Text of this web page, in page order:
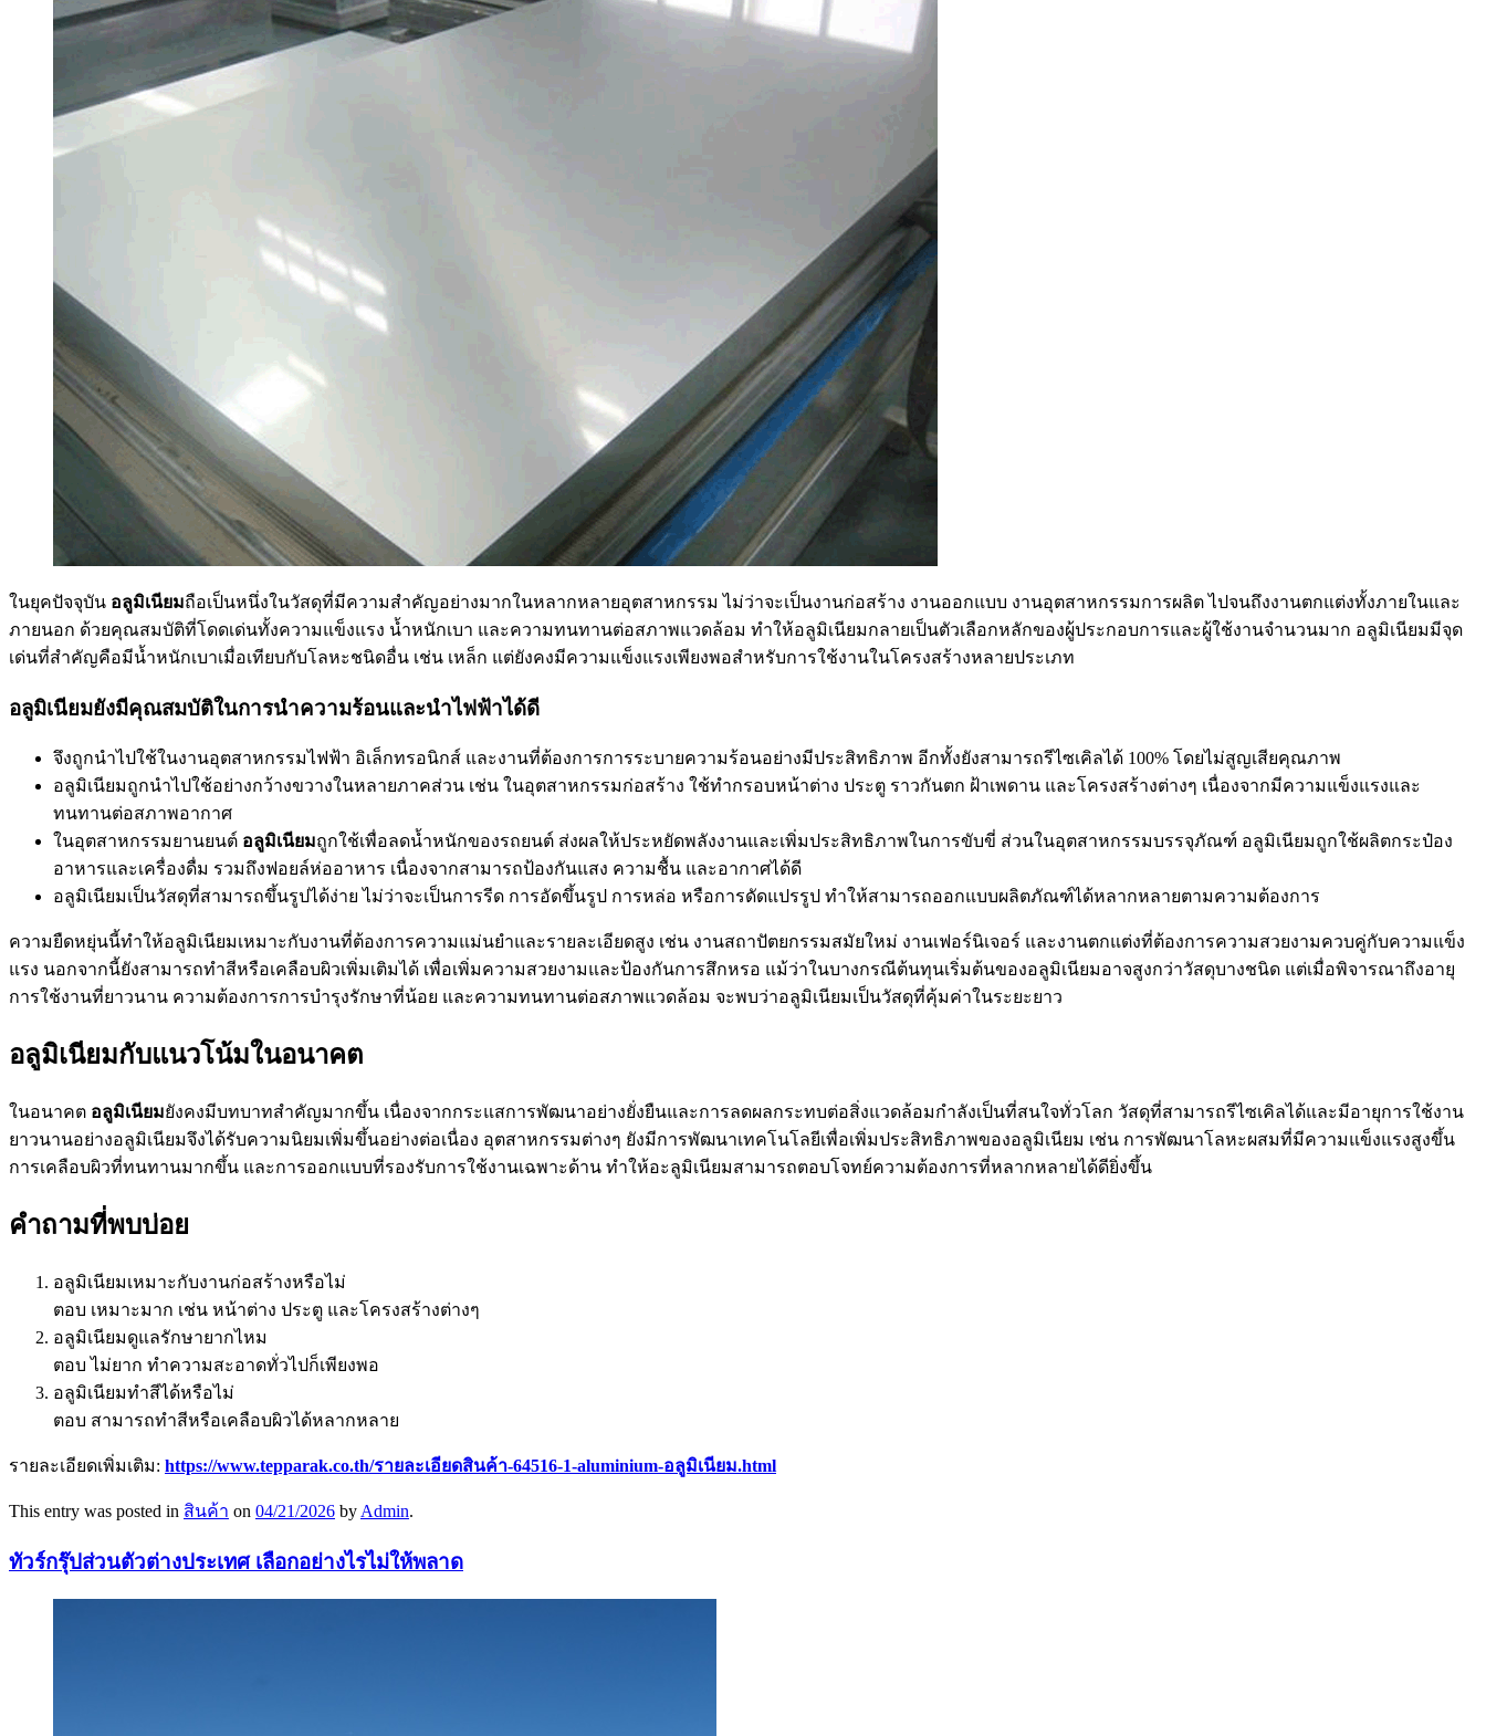
ในยุคปัจจุบัน อลูมิเนียมถือเป็นหนึ่งในวัสดุที่มีความสำคัญอย่างมากในหลากหลายอุตสาหกรรม ไม่ว่าจะเป็นงานก่อสร้าง งานออกแบบ งานอุตสาหกรรมการผลิต ไปจนถึงงานตกแต่งทั้งภายในและ
ภายนอก ด้วยคุณสมบัติที่โดดเด่นทั้งความแข็งแรง น้ำหนักเบา และความทนทานต่อสภาพแวดล้อม ทำให้อลูมิเนียมกลายเป็นตัวเลือกหลักของผู้ประกอบการและผู้ใช้งานจำนวนมาก อลูมิเนียมมีจุด
เด่นที่สำคัญคือมีน้ำหนักเบาเมื่อเทียบกับโลหะชนิดอื่น เช่น เหล็ก แต่ยังคงมีความแข็งแรงเพียงพอสำหรับการใช้งานในโครงสร้างหลายประเภท
อลูมิเนียมยังมีคุณสมบัติในการนำความร้อนและนำไฟฟ้าได้ดี
จึงถูกนำไปใช้ในงานอุตสาหกรรมไฟฟ้า อิเล็กทรอนิกส์ และงานที่ต้องการการระบายความร้อนอย่างมีประสิทธิภาพ อีกทั้งยังสามารถรีไซเคิลได้ 100% โดยไม่สูญเสียคุณภาพ
อลูมิเนียมถูกนำไปใช้อย่างกว้างขวางในหลายภาคส่วน เช่น ในอุตสาหกรรมก่อสร้าง ใช้ทำกรอบหน้าต่าง ประตู ราวกันตก ฝ้าเพดาน และโครงสร้างต่างๆ เนื่องจากมีความแข็งแรงและ
ทนทานต่อสภาพอากาศ
ในอุตสาหกรรมยานยนต์ อลูมิเนียมถูกใช้เพื่อลดน้ำหนักของรถยนต์ ส่งผลให้ประหยัดพลังงานและเพิ่มประสิทธิภาพในการขับขี่ ส่วนในอุตสาหกรรมบรรจุภัณฑ์ อลูมิเนียมถูกใช้ผลิตกระป๋อง
อาหารและเครื่องดื่ม รวมถึงฟอยล์ห่ออาหาร เนื่องจากสามารถป้องกันแสง ความชื้น และอากาศได้ดี
อลูมิเนียมเป็นวัสดุที่สามารถขึ้นรูปได้ง่าย ไม่ว่าจะเป็นการรีด การอัดขึ้นรูป การหล่อ หรือการดัดแปรรูป ทำให้สามารถออกแบบผลิตภัณฑ์ได้หลากหลายตามความต้องการ
ความยืดหยุ่นนี้ทำให้อลูมิเนียมเหมาะกับงานที่ต้องการความแม่นยำและรายละเอียดสูง เช่น งานสถาปัตยกรรมสมัยใหม่ งานเฟอร์นิเจอร์ และงานตกแต่งที่ต้องการความสวยงามควบคู่กับความแข็ง
แรง นอกจากนี้ยังสามารถทำสีหรือเคลือบผิวเพิ่มเติมได้ เพื่อเพิ่มความสวยงามและป้องกันการสึกหรอ แม้ว่าในบางกรณีต้นทุนเริ่มต้นของอลูมิเนียมอาจสูงกว่าวัสดุบางชนิด แต่เมื่อพิจารณาถึงอายุ
การใช้งานที่ยาวนาน ความต้องการการบำรุงรักษาที่น้อย และความทนทานต่อสภาพแวดล้อม จะพบว่าอลูมิเนียมเป็นวัสดุที่คุ้มค่าในระยะยาว
อลูมิเนียมกับแนวโน้มในอนาคต
ในอนาคต อลูมิเนียมยังคงมีบทบาทสำคัญมากขึ้น เนื่องจากกระแสการพัฒนาอย่างยั่งยืนและการลดผลกระทบต่อสิ่งแวดล้อมกำลังเป็นที่สนใจทั่วโลก วัสดุที่สามารถรีไซเคิลได้และมีอายุการใช้งาน
ยาวนานอย่างอลูมิเนียมจึงได้รับความนิยมเพิ่มขึ้นอย่างต่อเนื่อง อุตสาหกรรมต่างๆ ยังมีการพัฒนาเทคโนโลยีเพื่อเพิ่มประสิทธิภาพของอลูมิเนียม เช่น การพัฒนาโลหะผสมที่มีความแข็งแรงสูงขึ้น
การเคลือบผิวที่ทนทานมากขึ้น และการออกแบบที่รองรับการใช้งานเฉพาะด้าน ทำให้อะลูมิเนียมสามารถตอบโจทย์ความต้องการที่หลากหลายได้ดียิ่งขึ้น
คำถามที่พบบ่อย
อลูมิเนียมเหมาะกับงานก่อสร้างหรือไม่
ตอบ เหมาะมาก เช่น หน้าต่าง ประตู และโครงสร้างต่างๆ
อลูมิเนียมดูแลรักษายากไหม
ตอบ ไม่ยาก ทำความสะอาดทั่วไปก็เพียงพอ
อลูมิเนียมทำสีได้หรือไม่
ตอบ สามารถทำสีหรือเคลือบผิวได้หลากหลาย
รายละเอียดเพิ่มเติม: https://www.tepparak.co.th/รายละเอียดสินค้า-64516-1-aluminium-อลูมิเนียม.html
This entry was posted in สินค้า on 04/21/2026 by Admin.
ทัวร์กรุ๊ปส่วนตัวต่างประเทศ เลือกอย่างไรไม่ให้พลาด